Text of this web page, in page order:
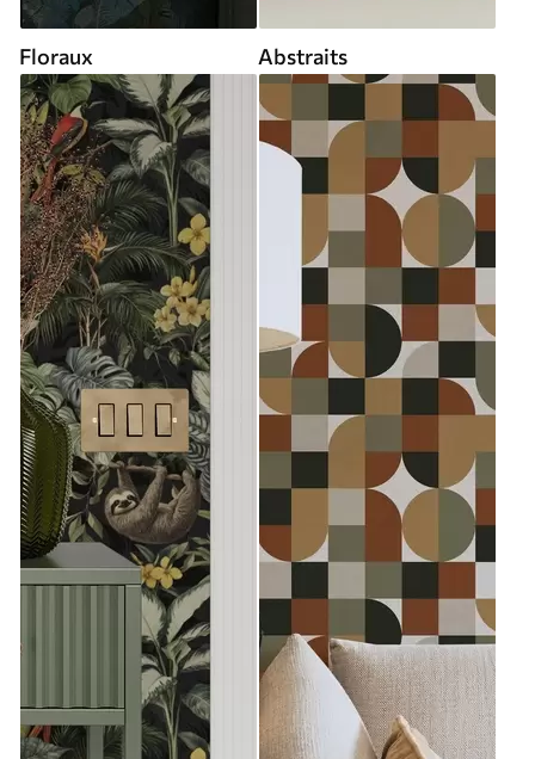
Floraux Abstraits